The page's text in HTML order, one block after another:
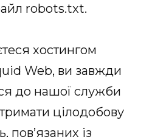
robots.txt.
хостингом
Web, ви завжди
до нашої служби
цілодобову
пов’язаних із